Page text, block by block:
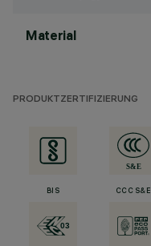
Material
PRODUKTZERTIFIZIERUNG
BIS CCC S&E